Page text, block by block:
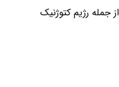
جمله رژیم کتوژنیک